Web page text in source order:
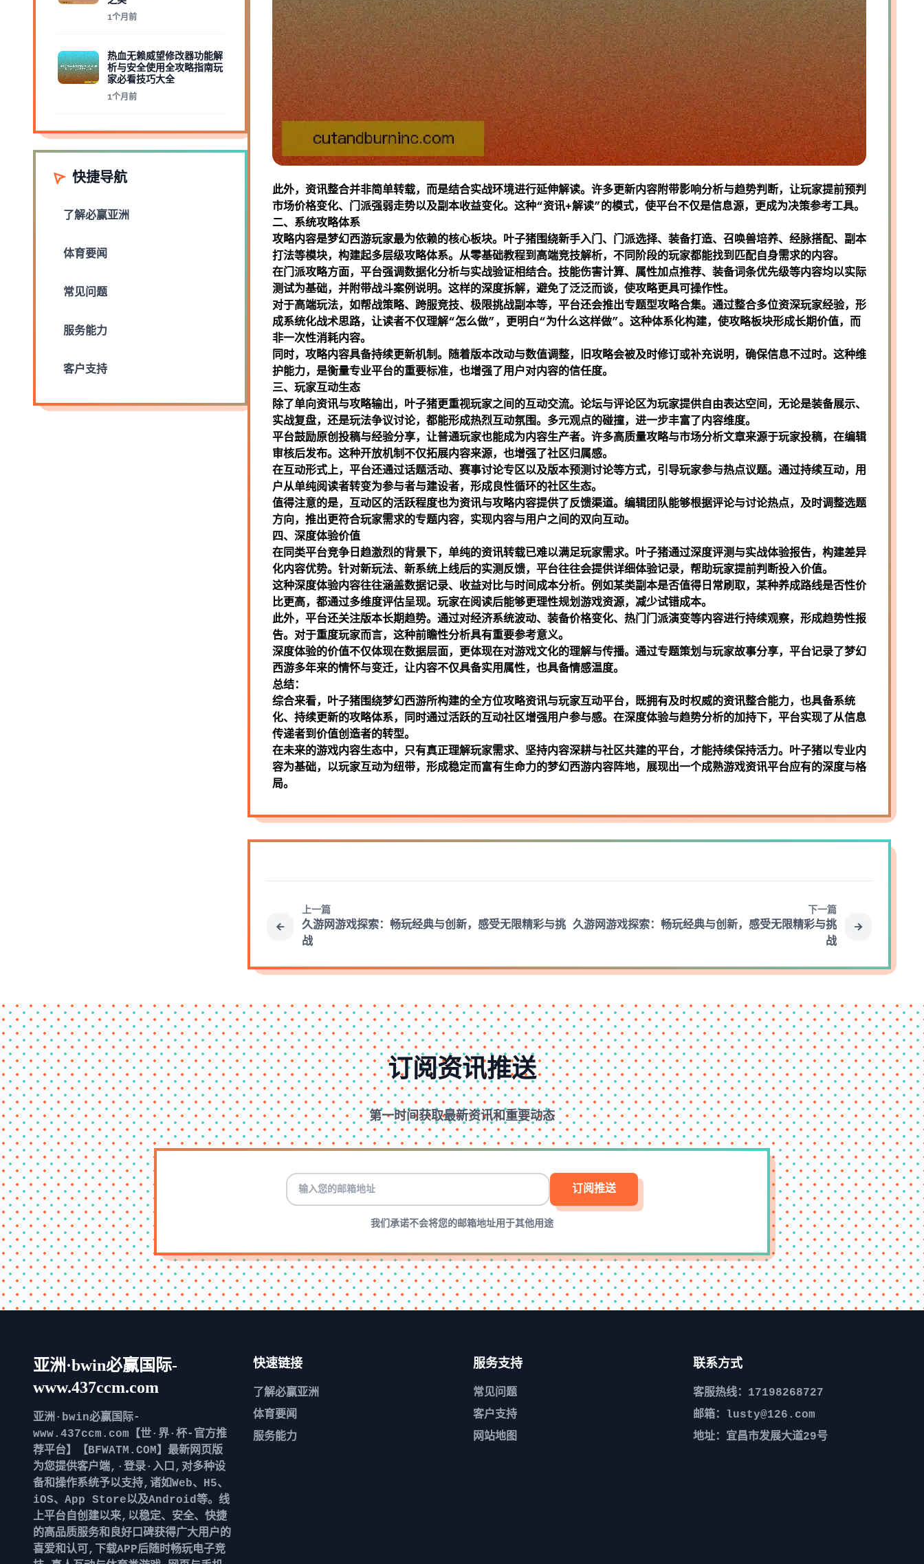
1个月前
热血无赖威望修改器功能解
析与安全使用全攻略指南玩
家必看技巧大全
1个月前
快捷导航
了解必赢亚洲
体育要闻
常见问题
服务能力
客户支持
此外，资讯整合并非简单转载，而是结合实战环境进行延伸解读。许多更新内容附带影响分析与趋势判断，让玩家提前预判
市场价格变化、门派强弱走势以及副本收益变化。这种“资讯+解读”的模式，使平台不仅是信息源，更成为决策参考工具。
二、系统攻略体系
攻略内容是梦幻西游玩家最为依赖的核心板块。叶子猪围绕新手入门、门派选择、装备打造、召唤兽培养、经脉搭配、副本
打法等模块，构建起多层级攻略体系。从零基础教程到高端竞技解析，不同阶段的玩家都能找到匹配自身需求的内容。
在门派攻略方面，平台强调数据化分析与实战验证相结合。技能伤害计算、属性加点推荐、装备词条优先级等内容均以实际
测试为基础，并附带战斗案例说明。这样的深度拆解，避免了泛泛而谈，使攻略更具可操作性。
对于高端玩法，如帮战策略、跨服竞技、极限挑战副本等，平台还会推出专题型攻略合集。通过整合多位资深玩家经验，形
成系统化战术思路，让读者不仅理解“怎么做”，更明白“为什么这样做”。这种体系化构建，使攻略板块形成长期价值，而
非一次性消耗内容。
同时，攻略内容具备持续更新机制。随着版本改动与数值调整，旧攻略会被及时修订或补充说明，确保信息不过时。这种维
护能力，是衡量专业平台的重要标准，也增强了用户对内容的信任度。
三、玩家互动生态
除了单向资讯与攻略输出，叶子猪更重视玩家之间的互动交流。论坛与评论区为玩家提供自由表达空间，无论是装备展示、
实战复盘，还是玩法争议讨论，都能形成热烈互动氛围。多元观点的碰撞，进一步丰富了内容维度。
平台鼓励原创投稿与经验分享，让普通玩家也能成为内容生产者。许多高质量攻略与市场分析文章来源于玩家投稿，在编辑
审核后发布。这种开放机制不仅拓展内容来源，也增强了社区归属感。
在互动形式上，平台还通过话题活动、赛事讨论专区以及版本预测讨论等方式，引导玩家参与热点议题。通过持续互动，用
户从单纯阅读者转变为参与者与建设者，形成良性循环的社区生态。
值得注意的是，互动区的活跃程度也为资讯与攻略内容提供了反馈渠道。编辑团队能够根据评论与讨论热点，及时调整选题
方向，推出更符合玩家需求的专题内容，实现内容与用户之间的双向互动。
四、深度体验价值
在同类平台竞争日趋激烈的背景下，单纯的资讯转载已难以满足玩家需求。叶子猪通过深度评测与实战体验报告，构建差异
化内容优势。针对新玩法、新系统上线后的实测反馈，平台往往会提供详细体验记录，帮助玩家提前判断投入价值。
这种深度体验内容往往涵盖数据记录、收益对比与时间成本分析。例如某类副本是否值得日常刷取，某种养成路线是否性价
比更高，都通过多维度评估呈现。玩家在阅读后能够更理性规划游戏资源，减少试错成本。
此外，平台还关注版本长期趋势。通过对经济系统波动、装备价格变化、热门门派演变等内容进行持续观察，形成趋势性报
告。对于重度玩家而言，这种前瞻性分析具有重要参考意义。
深度体验的价值不仅体现在数据层面，更体现在对游戏文化的理解与传播。通过专题策划与玩家故事分享，平台记录了梦幻
西游多年来的情怀与变迁，让内容不仅具备实用属性，也具备情感温度。
总结：
综合来看，叶子猪围绕梦幻西游所构建的全方位攻略资讯与玩家互动平台，既拥有及时权威的资讯整合能力，也具备系统
化、持续更新的攻略体系，同时通过活跃的互动社区增强用户参与感。在深度体验与趋势分析的加持下，平台实现了从信息
传递者到价值创造者的转型。
在未来的游戏内容生态中，只有真正理解玩家需求、坚持内容深耕与社区共建的平台，才能持续保持活力。叶子猪以专业内
容为基础，以玩家互动为纽带，形成稳定而富有生命力的梦幻西游内容阵地，展现出一个成熟游戏资讯平台应有的深度与格
局。
上一篇
久游网游戏探索：畅玩经典与创新，感受无限精彩与挑
战
下一篇
久游网游戏探索：畅玩经典与创新，感受无限精彩与挑
战
订阅资讯推送
第一时间获取最新资讯和重要动态
订阅推送
我们承诺不会将您的邮箱地址用于其他用途
亚洲·bwin必赢国际-
www.437ccm.com
亚洲·bwin必赢国际-
www.437ccm.com【世·界·杯-官方推
荐平台】【BFWATM.COM】最新网页版
为您提供客户端,·登录·入口,对多种设
备和操作系统予以支持,诸如Web、H5、
iOS、App Store以及Android等。线
上平台自创建以来,以稳定、安全、快捷
的高品质服务和良好口碑获得广大用户的
喜爱和认可,下载APP后随时畅玩电子竞
快速链接
了解必赢亚洲
体育要闻
服务能力
服务支持
常见问题
客户支持
网站地图
联系方式
客服热线：17198268727
邮箱：lusty@126.com
地址：宜昌市发展大道29号